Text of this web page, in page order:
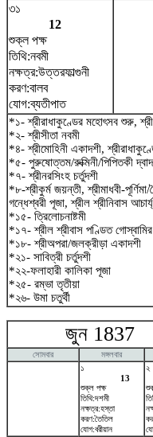
৩১
12
শুক্ল পক্ষ
তিথি:নবমী
নক্ষত্র:উত্তরফাল্গুনী
করণ:বালব
যোগ:ব্যতীপাত
*১- শ্রীরাধাকুণ্ডের মহোৎসব শুরু,
*২- শ্রীসীতা নবমী
*৪- শ্রীমোহিনী একাদশী,
*৫- পুরুষোত্তম/রুক্মিনী/পিপিতকী
*৭- শ্রীনরসিংহ চর্তুদশী
*৮-শ্রীকুর্ম জয়ন্তী, শ্রীমাধবী-
গন্ধেশ্বরী পূজা, শ্রীল শ্রীনিবাস
*১৫- ত্রিলোচনাষ্টমী
*১৭- শ্রীল শ্রীবাস পণ্ডিত গোস্বামির
*১৮- শ্রীঅপরা/জলক্রীড়া একাদশী
*২১- সাবিত্রী চর্তুদশী
*২২-ফলাহারী কালিকা পূজা
*২৫- রম্ভা তৃতীয়া
*২৬- উমা চতুর্থী
জুন
সোমবার মঙ্গলবার
১
13
শুক্ল পক্ষ
তিথি:দশমী
নক্ষত্র:হস্তা
করণ:তৈতিল
যোগ:বরীয়ান
২